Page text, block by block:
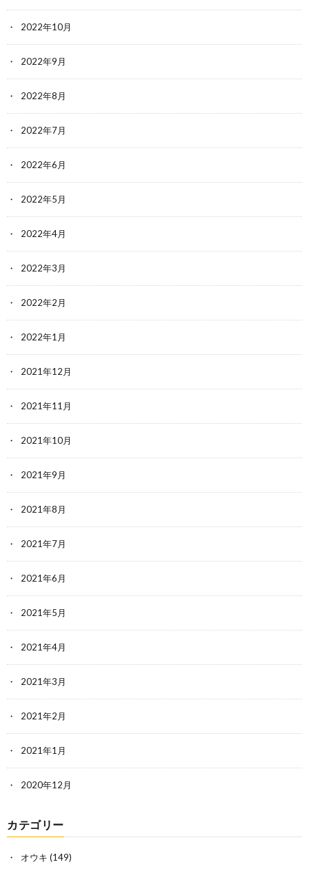
2022年10月
2022年9月
2022年8月
2022年7月
2022年6月
2022年5月
2022年4月
2022年3月
2022年2月
2022年1月
2021年12月
2021年11月
2021年10月
2021年9月
2021年8月
2021年7月
2021年6月
2021年5月
2021年4月
2021年3月
2021年2月
2021年1月
2020年12月
カテゴリー
オウキ (149)